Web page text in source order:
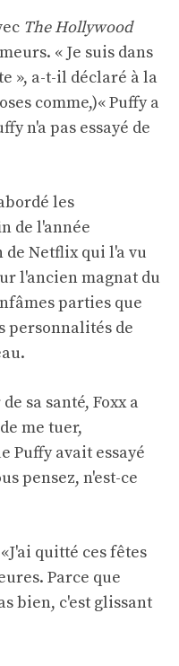
The Hollywood
« Je suis dans
», a-t-il déclaré à la
comme,)« Puffy a
n'a pas essayé de
les
de l'année
de Netflix qui l'a vu
l'ancien magnat du
parties que
personnalités de
sa santé, Foxx a
me tuer,
Puffy avait essayé
pensez, n'est-ce
quitté ces fêtes
Parce que
bien, c'est glissant